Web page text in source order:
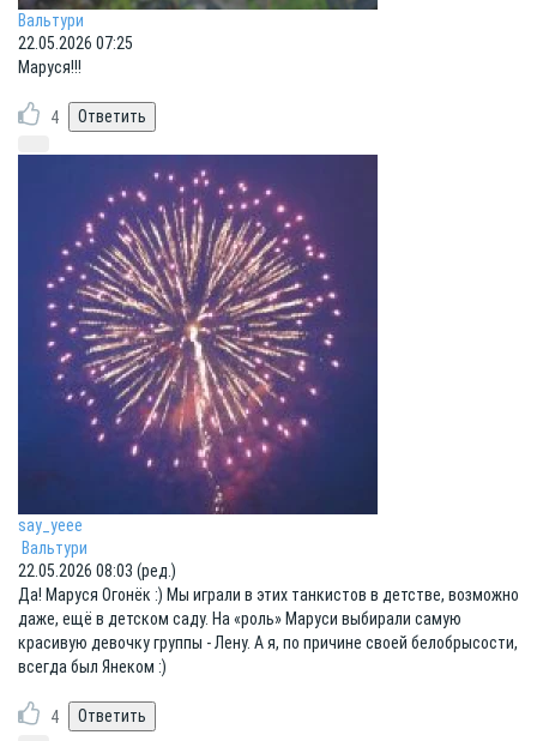
Вальтури
22.05.2026 07:25
Маруся!!!
4
say_yeee
Вальтури
22.05.2026 08:03 (ред.)
Да! Маруся Огонёк :) Мы играли в этих танкистов в детстве, возможно
даже, ещё в детском саду. На «роль» Маруси выбирали самую
красивую девочку группы - Лену. А я, по причине своей белобрысости,
всегда был Янеком :)
4